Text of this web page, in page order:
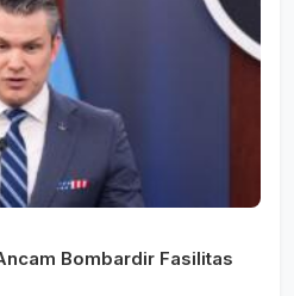
Bombardir Fasilitas